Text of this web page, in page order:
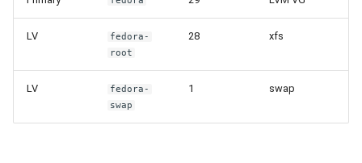
LV
fedora-
root
28 xfs
LV
fedora-
swap
1 swap